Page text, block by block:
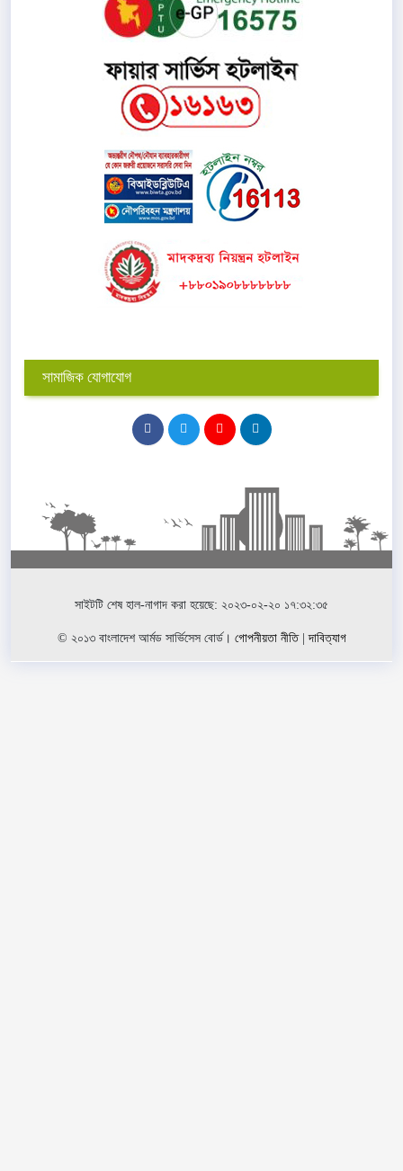
সামাজিক যোগাযোগ
সাইটটি শেষ হাল-নাগাদ করা হয়েছে: ২০২৩-০২-২০ ১৭:৩২:৩৫
© ২০১৩ বাংলাদেশ আর্মড সার্ভিসেস বোর্ড। গোপনীয়তা নীতি|দাবিত্যাগ